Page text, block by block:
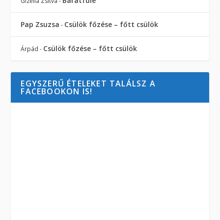
Pap Zsuzsa - Csülök főzése – főtt csülök
Árpád - Csülök főzése – főtt csülök
EGYSZERŰ ÉTELEKET TALÁLSZ A
FACEBOOKON IS!